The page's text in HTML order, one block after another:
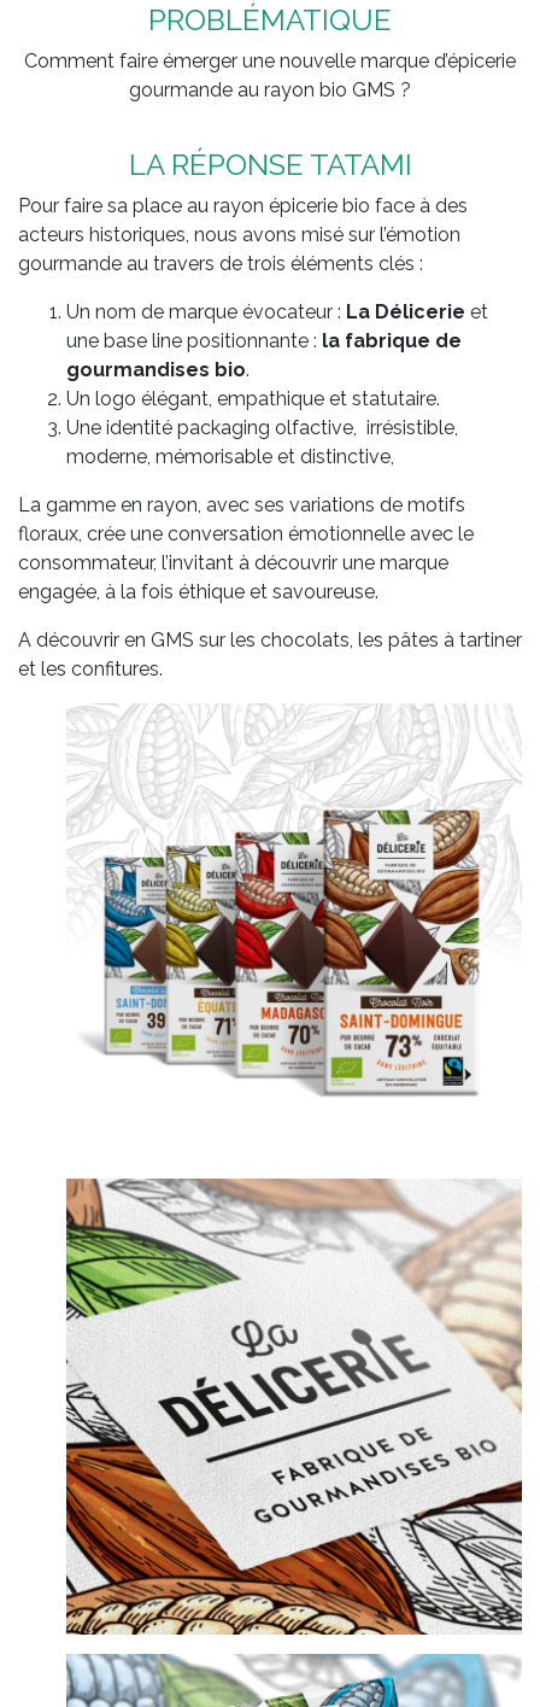
PROBLÉMATIQUE
Comment faire émerger une nouvelle marque d’épicerie
gourmande au rayon bio GMS ?
LA RÉPONSE TATAMI
Pour faire sa place au rayon épicerie bio face à des
acteurs historiques, nous avons misé sur l’émotion
gourmande au travers de trois éléments clés :
Un nom de marque évocateur : La Délicerie et
une base line positionnante : la fabrique de
gourmandises bio.
Un logo élégant, empathique et statutaire.
Une identité packaging olfactive, irrésistible,
moderne, mémorisable et distinctive,
La gamme en rayon, avec ses variations de motifs
floraux, crée une conversation émotionnelle avec le
consommateur, l’invitant à découvrir une marque
engagée, à la fois éthique et savoureuse.
A découvrir en GMS sur les chocolats, les pâtes à tartiner
et les confitures.